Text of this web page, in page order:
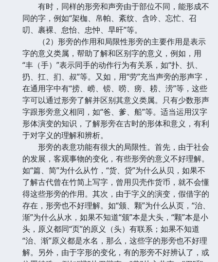
有时，同样的形旁和声旁由于部位不同，能形成不
同的字，例如“架枷、帛帕、紊纹、含吟、忘忙、召
叨、裹裸、怠怡、忠忡、旱旰”等。
（2）形旁的作用和局限性形旁的主要作用是表示
字的意义类属，帮助了解和区别字的意义，例如，用
“丰（手）”表示同手的动作行为有关系，如“扑、扒、
扔、扛、扪、叔”等。又如，用“劳”充当声旁的形声字，
在通用字中有“捞、崂、铹、唠、痨、耢、涝”等，这些
字可以通过形旁了解并区别其意义类属。只有少数形声
字跟形旁意义相同，如“爸、爹、船”等。适当运用汉字
形体演变的知识，了解形旁在古时的形体和意义，有利
于对字义的理解和辨析。
形旁的表意功能有很大的局限性。首先，由于社会
的发展，客观事物的变化，有些形旁的意义不好理解。
如“篇、简”为什么从竹，“货、贷”为什么从贝，如果不
了解古代曾在竹简上写字，曾用贝壳作货币，就不会懂
得这些形旁的作用。其次，由于字义的演变，假借字的
存在，形旁也不好理解。如“颁、颗”为什么从页，“治、
渐”为什么从水，如果不知道“颁”本是大头，“颗”本是小
头，原义都同“页”的原义（头）有联系；如果不知道
“治、渐”原义都是水名，那么，这些字的形旁也不好理
解。另外，由于字形的变化，有的形旁不好辨认了，或